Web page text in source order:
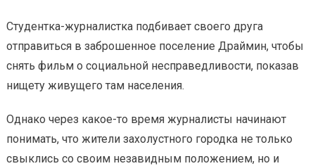
Студентка-журналистка подбивает своего друга
отправиться в заброшенное поселение Драймин, чтобы
снять фильм о социальной несправедливости, показав
нищету живущего там населения.
Однако через какое-то время журналисты начинают
понимать, что жители захолустного городка не только
свыклись со своим незавидным положением, но и